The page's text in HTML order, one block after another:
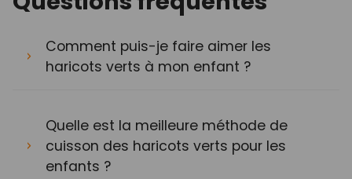
Comment puis-je faire aimer les
haricots verts à mon enfant ?
Quelle est la meilleure méthode de
cuisson des haricots verts pour les
enfants ?